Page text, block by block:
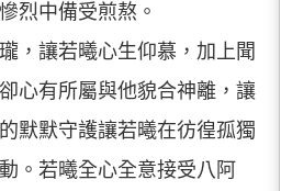
烈中備受煎熬。
，讓若曦心生仰慕，加上聞
心有所屬與他貌合神離，讓
默默守護讓若曦在彷徨孤獨
。若曦全心全意接受八阿